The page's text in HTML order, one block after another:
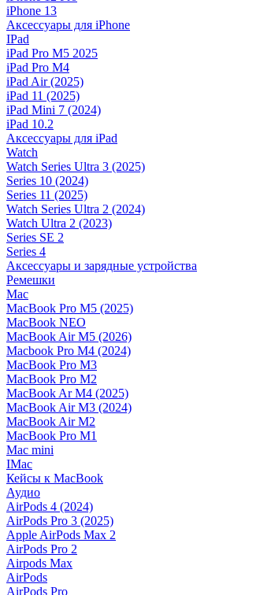
iPhone 13
Аксессуары для iPhone
IPad
iPad Pro M5 2025
iPad Pro M4
iPad Air (2025)
iPad 11 (2025)
iPad Mini 7 (2024)
iPad 10.2
Аксессуары для iPad
Watch
Watch Series Ultra 3 (2025)
Series 10 (2024)
Series 11 (2025)
Watch Series Ultra 2 (2024)
Watch Ultra 2 (2023)
Series SE 2
Series 4
Аксессуары и зарядные устройства
Ремешки
Mac
MacBook Pro M5 (2025)
MacBook NEO
MacBook Air M5 (2026)
Macbook Pro M4 (2024)
MacBook Pro M3
MacBook Pro M2
MacBook Ar M4 (2025)
MacBook Air M3 (2024)
MacBook Air M2
MacBook Pro M1
Mac mini
IMac
Кейсы к MacBook
Аудио
AirPods 4 (2024)
AirPods Pro 3 (2025)
Apple AirPods Max 2
AirPods Pro 2
Airpods Max
AirPods
AirPods Pro